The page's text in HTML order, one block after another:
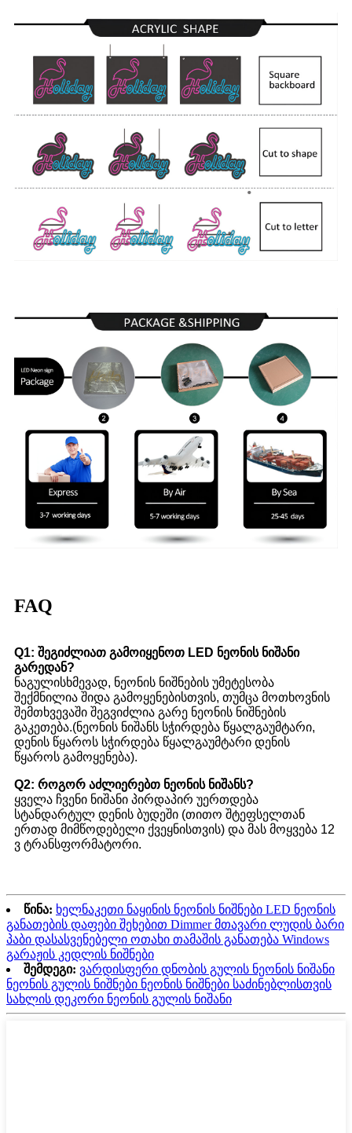
FAQ
Q1: შეგიძლიათ გამოიყენოთ LED ნეონის ნიშანი
გარედან?
ნაგულისხმევად, ნეონის ნიშნების უმეტესობა
შექმნილია შიდა გამოყენებისთვის, თუმცა მოთხოვნის
შემთხვევაში შეგვიძლია გარე ნეონის ნიშნების
გაკეთება.(ნეონის ნიშანს სჭირდება წყალგაუმტარი,
დენის წყაროს სჭირდება წყალგაუმტარი დენის
წყაროს გამოყენება).
Q2: როგორ აძლიერებთ ნეონის ნიშანს?
ყველა ჩვენი ნიშანი პირდაპირ უერთდება
სტანდარტულ დენის ბუდეში (თითო შტეფსელთან
ერთად მიმწოდებელი ქვეყნისთვის) და მას მოყვება 12
ვ ტრანსფორმატორი.
წინა: ხელნაკეთი ნაყინის ნეონის ნიშნები LED ნეონის
განათების დაფები შეხებით Dimmer მთავარი ლუდის ბარი
პაბი დასასვენებელი ოთახი თამაშის განათება Windows
გარაჟის კედლის ნიშნები
შემდეგი: ვარდისფერი დნობის გულის ნეონის ნიშანი
ნეონის გულის ნიშნები ნეონის ნიშნები საძინებლისთვის
სახლის დეკორი ნეონის გულის ნიშანი